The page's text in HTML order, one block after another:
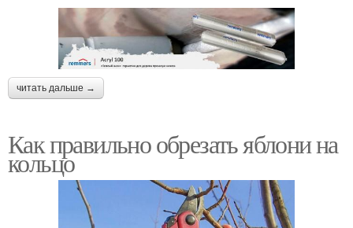
читать дальше →
Как правильно обрезать яблони на
кольцо